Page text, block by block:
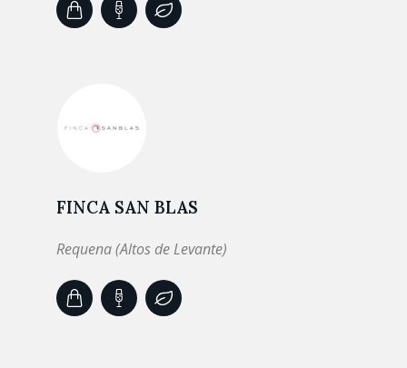
FINCA SAN BLAS
Requena (Altos de Levante)